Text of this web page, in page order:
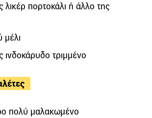
πορτοκάλι ή άλλο της
μέλι
ινδοκάρυδο τριμμένο
πολύ μαλακωμένο